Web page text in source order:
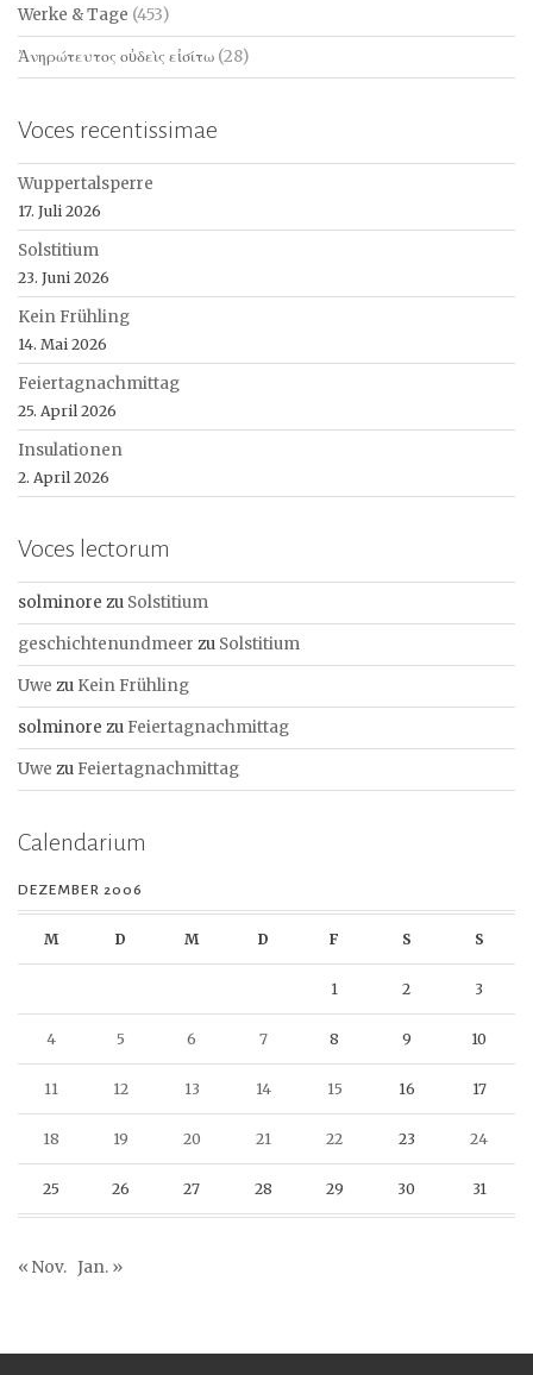
Werke & Tage (453)
Ἀνηρώτευτος οὐδεὶς εἰσίτω (28)
Voces recentissimae
Wuppertalsperre
17. Juli 2026
Solstitium
23. Juni 2026
Kein Frühling
14. Mai 2026
Feiertagnachmittag
25. April 2026
Insulationen
2. April 2026
Voces lectorum
solminore zu Solstitium
geschichtenundmeer zu Solstitium
Uwe zu Kein Frühling
solminore zu Feiertagnachmittag
Uwe zu Feiertagnachmittag
Calendarium
DEZEMBER 2006
M D M D F S S
1 2 3
4 5 6 7 8 9 10
11 12 13 14 15 16 17
18 19 20 21 22 23 24
25 26 27 28 29 30 31
« Nov. Jan. »